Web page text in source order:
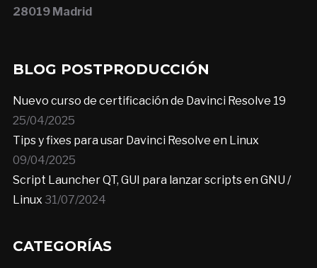
28019 Madrid
BLOG POSTPRODUCCIÓN
Nuevo curso de certificación de Davinci Resolve 19
25/04/2025
Tips y fixes para usar Davinci Resolve en Linux
09/04/2025
Script Launcher QT, GUI para lanzar scripts en GNU /
Linux 31/07/2024
CATEGORÍAS